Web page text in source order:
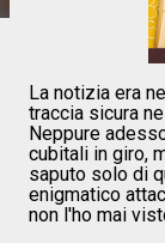
La notizia era
traccia sicura
Neppure
cubitali in giro,
saputo solo di
enigmatico
non l'ho mai